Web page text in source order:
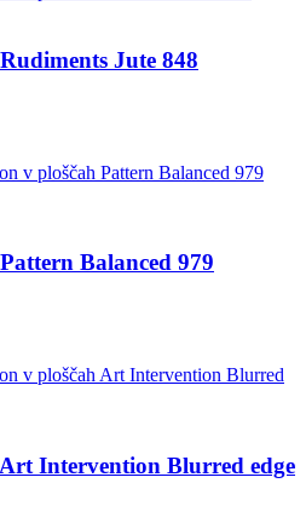
Jute 848
Balanced 979
Intervention Blurred edge